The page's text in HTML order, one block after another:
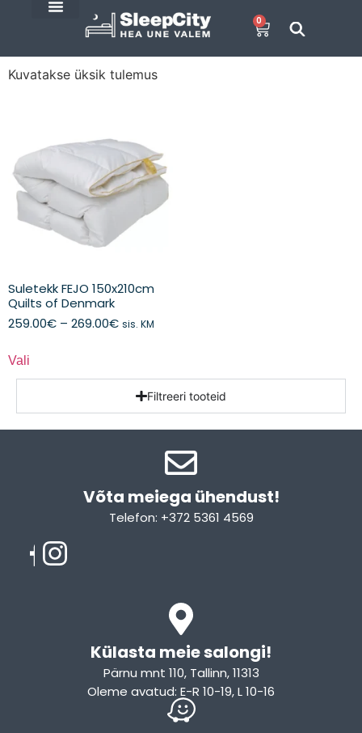
0
Kuvatakse üksik tulemus
Suletekk FEJO 150x210cm
Quilts of Denmark
259.00€ – 269.00€ sis. KM
Vali
Filtreeri tooteid
Võta meiega ühendust!​
Telefon: +372 5361 4569
Külasta meie salongi!
Pärnu mnt 110, Tallinn, 11313
Oleme avatud: E-R 10-19, L 10-16